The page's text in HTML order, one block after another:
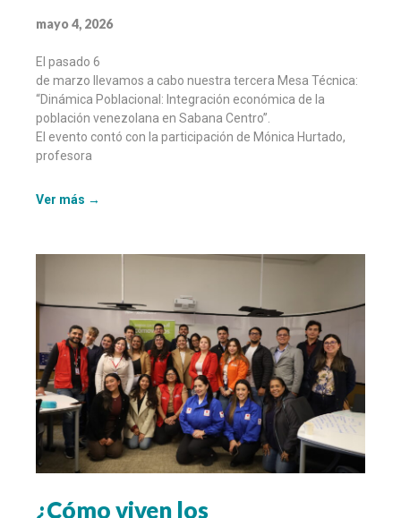
mayo 4, 2026
El pasado 6
de marzo llevamos a cabo nuestra tercera Mesa Técnica:
“Dinámica Poblacional: Integración económica de la
población venezolana en Sabana Centro”.
El evento contó con la participación de Mónica Hurtado,
profesora
Ver más →
¿Cómo viven los